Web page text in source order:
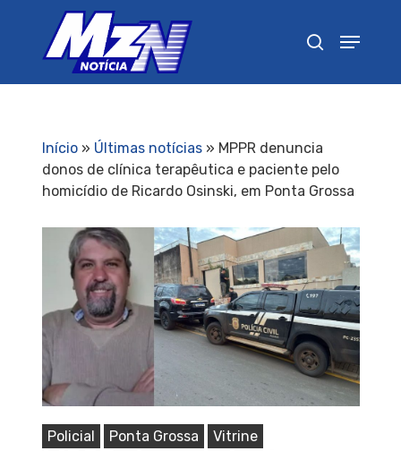
Início» Últimas notícias» MPPR denuncia
donos de clínica terapêutica e paciente pelo
homicídio de Ricardo Osinski, em Ponta Grossa
Policial Ponta Grossa Vitrine